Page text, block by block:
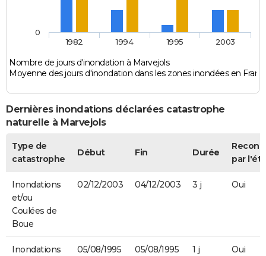
Nombre de jours d'inondation à Marvejols
Moyenne des jours d'inondation dans les zones inondées en
1982 1994 1995 2003
0
Dernières inondations déclarées catastrophe
naturelle à Marvejols
Type de
catastrophe
Début Fin Durée
par
Inondations
et/ou
Coulées de
Boue
02/12/2003 04/12/2003 3 j Oui
Inondations
05/08/1995 05/08/1995 1 j Oui